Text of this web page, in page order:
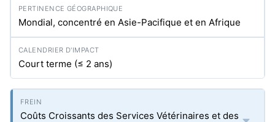
Mondial, concentré en Asie-Pacifique et en Afrique
Court terme (≤ 2 ans)
Coûts Croissants des Services Vétérinaires et des